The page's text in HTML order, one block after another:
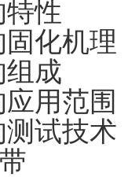
特性
化机理
组成
用范围
测试技术